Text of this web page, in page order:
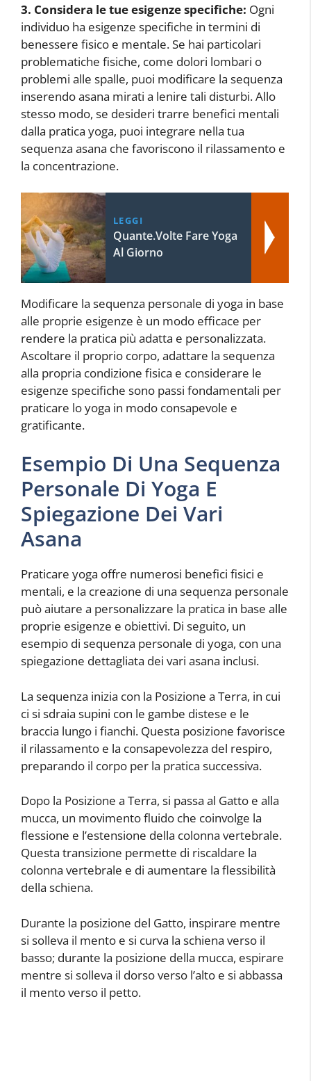
3. Considera le tue esigenze specifiche: Ogni
individuo ha esigenze specifiche in termini di
benessere fisico e mentale. Se hai particolari
problematiche fisiche, come dolori lombari o
problemi alle spalle, puoi modificare la sequenza
inserendo asana mirati a lenire tali disturbi. Allo
stesso modo, se desideri trarre benefici mentali
dalla pratica yoga, puoi integrare nella tua
sequenza asana che favoriscono il rilassamento e
la concentrazione.
LEGGI
Quante.Volte Fare Yoga
Al Giorno
Modificare la sequenza personale di yoga in base
alle proprie esigenze è un modo efficace per
rendere la pratica più adatta e personalizzata.
Ascoltare il proprio corpo, adattare la sequenza
alla propria condizione fisica e considerare le
esigenze specifiche sono passi fondamentali per
praticare lo yoga in modo consapevole e
gratificante.
Esempio Di Una Sequenza
Personale Di Yoga E
Spiegazione Dei Vari
Asana
Praticare yoga offre numerosi benefici fisici e
mentali, e la creazione di una sequenza personale
può aiutare a personalizzare la pratica in base alle
proprie esigenze e obiettivi. Di seguito, un
esempio di sequenza personale di yoga, con una
spiegazione dettagliata dei vari asana inclusi.
La sequenza inizia con la Posizione a Terra, in cui
ci si sdraia supini con le gambe distese e le
braccia lungo i fianchi. Questa posizione favorisce
il rilassamento e la consapevolezza del respiro,
preparando il corpo per la pratica successiva.
Dopo la Posizione a Terra, si passa al Gatto e alla
mucca, un movimento fluido che coinvolge la
flessione e l’estensione della colonna vertebrale.
Questa transizione permette di riscaldare la
colonna vertebrale e di aumentare la flessibilità
della schiena.
Durante la posizione del Gatto, inspirare mentre
si solleva il mento e si curva la schiena verso il
basso; durante la posizione della mucca, espirare
mentre si solleva il dorso verso l’alto e si abbassa
il mento verso il petto.